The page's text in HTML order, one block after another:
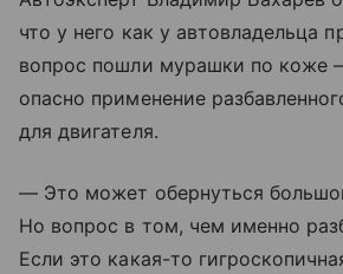
что у него как у автовладельца
вопрос пошли мурашки по коже
опасно применение
для двигателя.
— Это может обернуться
Но вопрос в том, чем именно
Если это какая-то